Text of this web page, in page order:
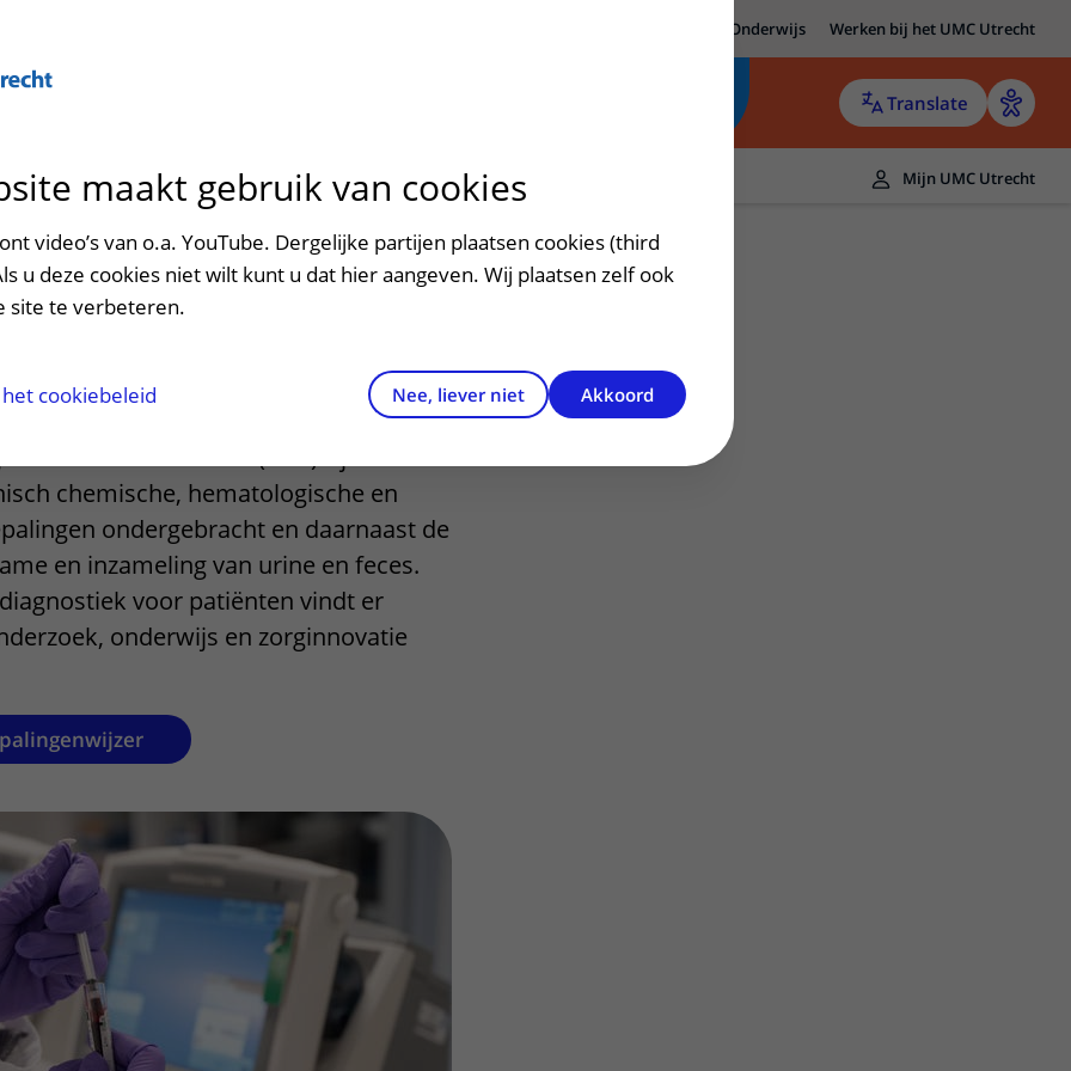
Onderwijs Werken bij het UMC Utrecht
Translate
patiëntportaal
het ziekenhuis
en voorzieningen
en veiligheid
Contact en route
Contactgegevens
Contact met polikliniek
Contact met verpleegafdeling
Het Wilhelmina
Kinderziekenhuis
Verwijzers
Teleconsult aanvragen
Zorgverlenersportaal
Mijn UMC Utrecht
Diagnostisch
(CDL)
Laboratorium (CDL) zijn de
chemische, hematologische en
ondergebracht en daarnaast de
en inzameling van urine en feces.
voor patiënten vindt er
onderwijs en zorginnovatie
maakt gebruik van cookies
video’s van o.a. YouTube. Dergelijke partijen plaatsen cookies (third
u deze cookies niet wilt kunt u dat hier aangeven. Wij plaatsen zelf ook
site te verbeteren.
cookiebeleid Nee, liever niet Akkoord